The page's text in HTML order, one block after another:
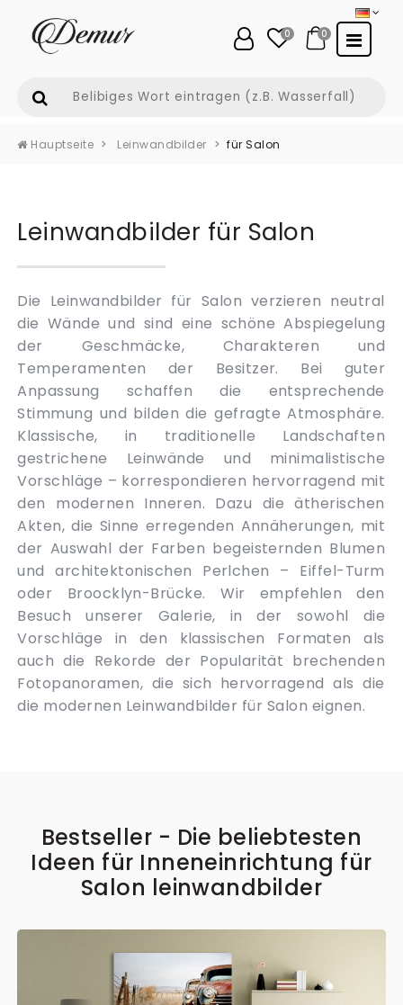
0 0
Hauptseite Leinwandbilder für Salon
Leinwandbilder für Salon
Die Leinwandbilder für Salon verzieren neutral
die Wände und sind eine schöne Abspiegelung
der Geschmäcke, Charakteren und
Temperamenten der Besitzer. Bei guter
Anpassung schaffen die entsprechende
Stimmung und bilden die gefragte Atmosphäre.
Klassische, in traditionelle Landschaften
gestrichene Leinwände und minimalistische
Vorschläge – korrespondieren hervorragend mit
den modernen Inneren. Dazu die ätherischen
Akten, die Sinne erregenden Annäherungen, mit
der Auswahl der Farben begeisternden Blumen
und architektonischen Perlchen – Eiffel-Turm
oder Broocklyn-Brücke. Wir empfehlen den
Besuch unserer Galerie, in der sowohl die
Vorschläge in den klassischen Formaten als
auch die Rekorde der Popularität brechenden
Fotopanoramen, die sich hervorragend als die
die modernen Leinwandbilder für Salon eignen.
Bestseller - Die beliebtesten
Ideen für Inneneinrichtung für
Salon leinwandbilder